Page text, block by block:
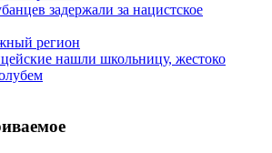
задержали за нацистское
регион
нашли школьницу, жестоко